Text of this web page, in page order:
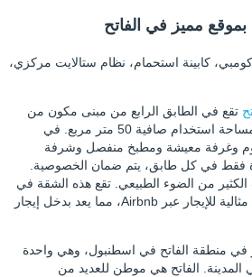
مميز في الفاتح
كابينة استحمام، نظام ستالايت مركزي،
تقع في الطابق الرابع من مبنى مكون من
خمسة طوابق. الشقة لديها مساحة استخدام صافية 50 متر مربع. في
وغرفة معيشة ومطبخ منفصل وشرفة
فقط في كل طابق، يتم ضمان الخصوصية.
الكثير من الضوء الطبيعي. تقع هذه الشقة في
منطقة سياحية شهيرة، وهي مثالية للإيجار عبر Airbnb، مما يعد بدخل إيجار
منطقة الفاتح في اسطنبول، وهي واحدة
المدينة. الفاتح هي موطن للعديد من